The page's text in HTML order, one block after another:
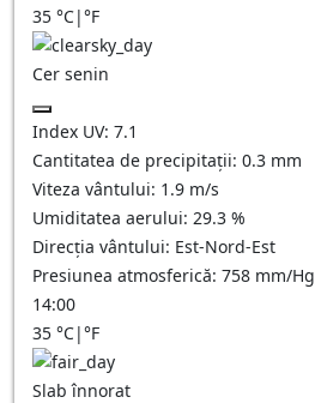
35 °C|°F
Cer senin
Index UV: 7.1
Cantitatea de precipitații: 0.3 mm
Viteza vântului: 1.9 m/s
Umiditatea aerului: 29.3 %
Direcția vântului: Est-Nord-Est
Presiunea atmosferică: 758 mm/Hg
14:00
35 °C|°F
Slab înnorat